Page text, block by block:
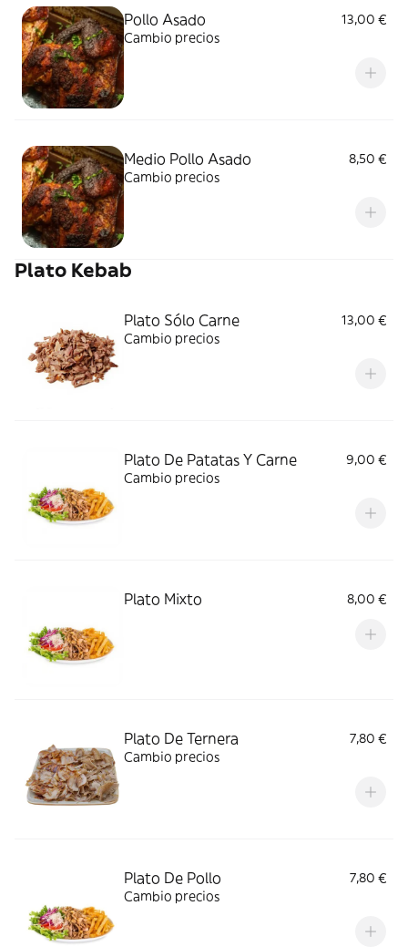
Pollo Asado
13,00 €
Cambio precios
Medio Pollo Asado
8,50 €
Cambio precios
Plato Kebab
Plato Sólo Carne
13,00 €
Cambio precios
Plato De Patatas Y Carne
9,00 €
Cambio precios
Plato Mixto 8,00 €
Plato De Ternera
7,80 €
Cambio precios
Plato De Pollo
7,80 €
Cambio precios